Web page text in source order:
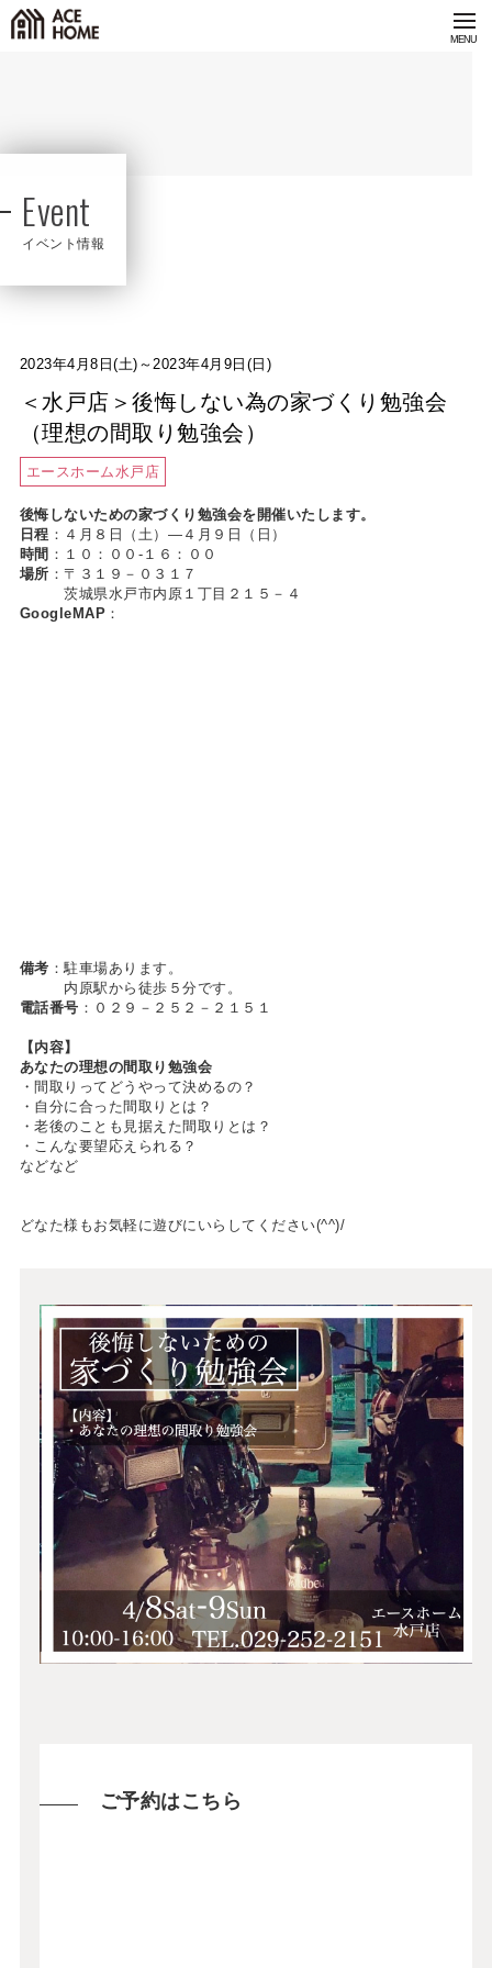
Event
イベント情報
2023年4月8日(土)～2023年4月9日(日)
＜水戸店＞後悔しない為の家づくり勉強会
（理想の間取り勉強会）
エースホーム水戸店
後悔しないための家づくり勉強会を開催いたします。
日程 ：４月８日（土）―４月９日（日）
時間 ：１０：００-１６：００
場所 ：〒３１９－０３１７
茨城県水戸市内原１丁目２１５－４
GoogleMAP ：
備考 ：駐車場あります。
内原駅から徒歩５分です。
電話番号 ：０２９－２５２－２１５１
【内容】
あなたの理想の間取り勉強会
・間取りってどうやって決めるの？
・自分に合った間取りとは？
・老後のことも見据えた間取りとは？
・こんな要望応えられる？
などなど
どなた様もお気軽に遊びにいらしてください(^^)/
ご予約はこちら